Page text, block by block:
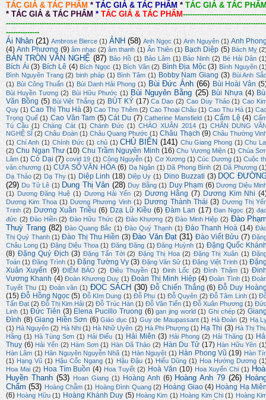
TÁC GIẢ & TÁC PHẨM * TÁC GIẢ & TÁC PHẨM * TÁC GIẢ & TÁC
* TÁC GIẢ & TÁC PHẨM *TÁC GIẢ & TÁC PHẨM-----------------------------------
--------------
Ái Nhân (21) Ambrose Bierce (1) ẢNH (58) Anh Ngọc (1) Anh Nguyên (1) Anh
(4) Anh Phương (9) âm nhạc (2) âm thanh (1) Ân Thiên (1) Bạch Diệp (5) Bách Mỵ
BÀN TRÒN VĂN NGHỆ (87) Bảo Hồ (1) Bảo Lâm (1) Bảo Ninh (2) Bé Hải Dân
Bích Ái (3) Bích Lê (4) Bích Ngọc (1) Bích Vân (2) Bình Địa Mộc (3) Bình Nguyên
Bình Nguyên Trang (2) binh pháp (1) Bình Tâm (1) Bobby Nam Giang (3) Bùi Anh
(1) Bùi Công Thuấn (1) Bùi Danh Hải Phong (1) Bùi Đức Ánh (66) Bùi Hoài Vân
Bùi Huyền Tương (2) Bùi Hữu Phước (1) Bùi Nguyên Bằng (25) Bùi Nhựa (4)
Văn Bồng (5) Bùi Việt Thắng (2) BÚT KÝ (17) Ca Dao (2) Cao Duy Thảo (1) Cao
Quy (1) Cao Thị Thu Hà (3) Cao Thọ Thêm (2) Cao Thoại Châu (1) Cao Thu Hà (1)
Trọng Quế (1) Cao Văn Tam (5) Cát Du (7) Catherine Mansfield (1) Cẩm Lệ (4)
Tú Cầu (1) Chàng Cát (1) Chánh Đức (1) CHÀO XUÂN 2014 (1) CHÂN DUNG
NGHỆ SĨ (2) Châu Đoàn (1) Châu Quang Phước (1) Châu Thạch (9) Châu Thường
(1) Chí Anh (1) Chính Đức (1) chủ (1) CHỦ BIÊN (141) Chu Giang Phong (1) Chu
(2) Chu Ngạn Thư (10) Chu Trầm Nguyên Minh (16) Chu Vương Miện (1) Chúa
Lâm (1) Cỏ Dại (7) covid 19 (1) Công Nguyễn (1) Cơ Xương (1) Cúc Dương (1) Cuộc
văn chương (1) CỬA SỔ VĂN HÓA (6) Dạ Ngân (1) Dã Phong Bình (2) Dã Phương
Dạ Thảo (2) Dạ Thy (1) Diệp Linh (18) Diệp Uy (1) Dino Buzzati (3) DỌC
(29) Du Tử Lê (1) Dung Thị Vân (28) Duy Bằng (1) Duy Phạm (6) Dương Diệu
(1)
Dương Đăng Huệ (1) Dương Hải Yến (2) Dương Hằng (7) Dương Kim Nhi
Dương Kim Thoa (1) Dương Phương Vinh (1) Dương Thành Thái (3) Dương Thị
Trinh (2) Dương Xuân Triều (6) Dzạ Lữ Kiều (6) Đàm Lan (17) Đan Ngọc (2)
đức (2) Đào Hiền (2) Đào Hữu Thức (2) Đào Khương (2) Đào Minh Hiệp (2) Đào
Thuỳ Trang (82) Đào Quang Bắc (1) Đào Quý Thạnh (1) Đào Thanh Hoà (14)
Thị Quý Thanh (1) Đào Thị Thu Hiền (3) Đào Văn Đạt (31) Đào Viết Bửu (7)
Châu Long (1) Đặng Diệu Thoa (1) Đăng Đăng (1) Đăng Huỳnh (1) Đặng Quốc
(8) Đặng Quý Địch (3) Đặng Tấn Tới (2) Đặng Thị Hoa (2) Đặng Thị Xuân (1)
Toán (1) Đăng Trình (1) Đặng Tường Vy (3) Đặng Văn Sử (1) Đặng Việt Trinh (1)
Xuân Xuyến (9) ĐIỂM BÁO (2) Điêu Thuyền (1) Đinh Lốc (2) Đình Thậm (1)
Vương Khanh (4) Đoàn Khương Duy (1) Đoàn Thị Minh Hiệp (4) Đoàn Tình (1)
Tuyết Thu (1) Đoản văn (1) ĐỌC SÁCH (30) Đỗ Chiến Thắng (6) Đỗ Duy
(15) Đỗ Hồng Ngọc (5) Đỗ KIm Dung (1) Đỗ Phu (1) Đỗ Quyên (2) Đỗ Tâm Linh (1)
Tấn Đạt (2) Đỗ Thị Kim Hải (2) Đỗ Trúc Hàn (1) Đỗ Văn Tiến (1) Đỗ Xuân Phương (1)
Linh (1) Đức Tiên (3) Elena Pucillo Truong (6) gan jing world (1) Ghi chép (2)
Đình (8) Giang Hiền Sơn (6) Giáo dục (1) Guy de Maupassant (1) Hà Đoàn (2) Hạ
(1) Hà Nguyên (2) Hà Nhi (1) Hà Nhữ Uyên (2) Hà Phi Phượng (1) Hạ Thi (3) Hà Thị
Hằng (1) Hà Tùng Sơn (1) Hải Điểu (1) Hải Miên (3) Hải Phong (2) Hải Thăng (1)
Thuỵ (6) Hải Yến (2) Hàm Sơn (1) Hàn Dã Thảo (2) Hàn Du Tử (17) Hàn Hữu Yên
Hàn Lâm (1) Hãn Nguyên Nguyễn Nhã (1) Hàn Nguyệt (1) Hàn Phong Vũ (19) Hàn
(1) Hạng Vũ (1) Hậu Cốc Ngang (1) Hậu Đậu (1) Hiếu Dũng (1) Hoa Hướng Dương
Hoa Mai (2) Hoa Tím Buồn (4) Hoa Tuyết (2) Hoà Văn (10) Hoa Xuyến Chi (1)
Huyền Thanh (53) Hoan Giang (1) Hoàng Anh (6) Hoàng Anh 79 (26)
Chẩm (53) Hoàng Chẫm (1) Hoàng Đình Quang (2) Hoàng Giao (4) Hoàng Hạ
(6) Hoàng Hữu (1) Hoàng Khánh Duy (5) Hoàng Kim (1) Hoàng Kim Chi (1) Hoàng